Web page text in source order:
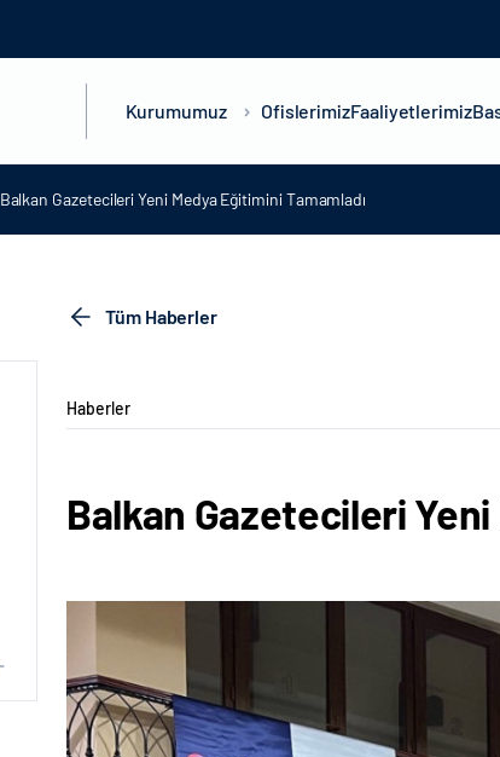
Kurumumuz OfislerimizFaaliyetlerimiz
Balkan Gazetecileri Yeni Medya Eğitimini Tamamladı
Tüm Haberler
Haberler
Balkan Gazetecileri